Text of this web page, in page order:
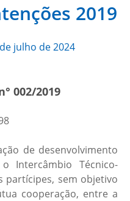
2019
julho de 2024
002/2019
de desenvolvimento
Intercâmbio Técnico-
partícipes, sem objetivo
cooperação, entre a